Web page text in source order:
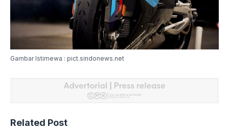
Gambar Istimewa : pict.sindonews.net
Related Post